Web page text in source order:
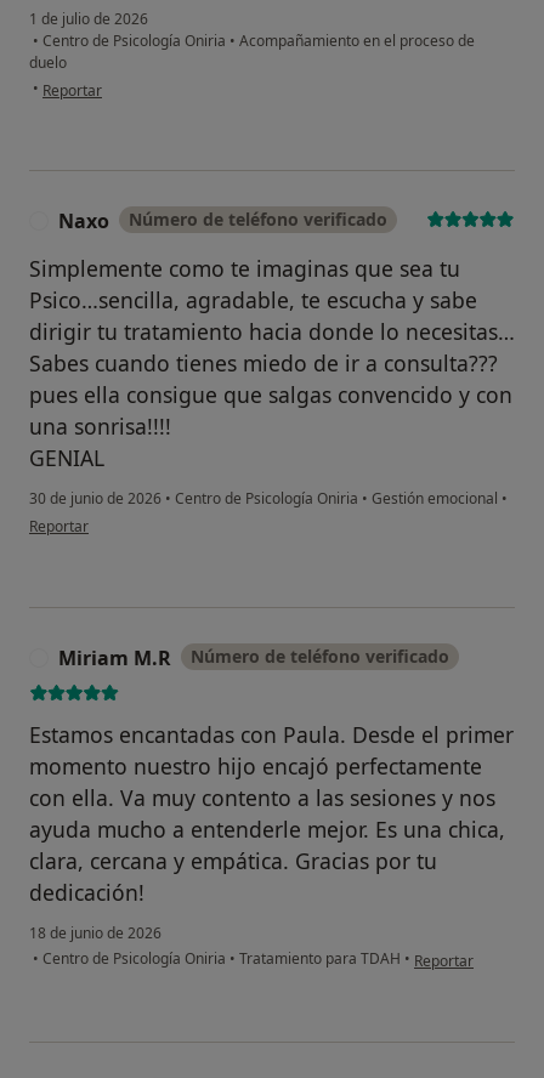
1 de julio de 2026
• Centro de Psicología Oniria • Acompañamiento en el proceso de
duelo
• en opinión del usuario Álvaro B.
Reportar
Naxo Número de teléfono verificado
Simplemente como te imaginas que sea tu
Psico…sencilla, agradable, te escucha y sabe
dirigir tu tratamiento hacia donde lo necesitas…
Sabes cuando tienes miedo de ir a consulta???
pues ella consigue que salgas convencido y con
una sonrisa!!!!
GENIAL
30 de junio de 2026 • Centro de Psicología Oniria • Gestión emocional •
en opinión del usuario Naxo
Reportar
Miriam M.R Número de teléfono verificado
Estamos encantadas con Paula. Desde el primer
momento nuestro hijo encajó perfectamente
con ella. Va muy contento a las sesiones y nos
ayuda mucho a entenderle mejor. Es una chica,
clara, cercana y empática. Gracias por tu
dedicación!
18 de junio de 2026
• Centro de Psicología Oniria • Tratamiento para TDAH • en opinión del
Reportar
¿Alguna vez has usado una app
o chatbot de IA para hablar
sobre un tema emocional o
psicológico?
Sí, varias veces
Continuar